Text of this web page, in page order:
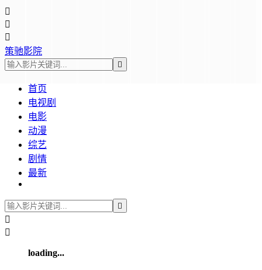



策驰影院

首页
电视剧
电影
动漫
综艺
剧情
最新



loading...